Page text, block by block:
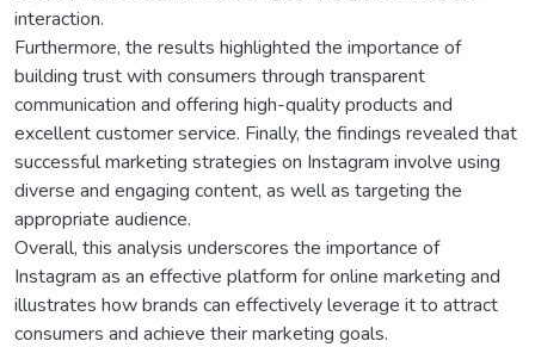
interaction.
Furthermore, the results highlighted the importance of
building trust with consumers through transparent
communication and offering high-quality products and
excellent customer service. Finally, the findings revealed that
successful marketing strategies on Instagram involve using
diverse and engaging content, as well as targeting the
appropriate audience.
Overall, this analysis underscores the importance of
Instagram as an effective platform for online marketing and
illustrates how brands can effectively leverage it to attract
consumers and achieve their marketing goals.